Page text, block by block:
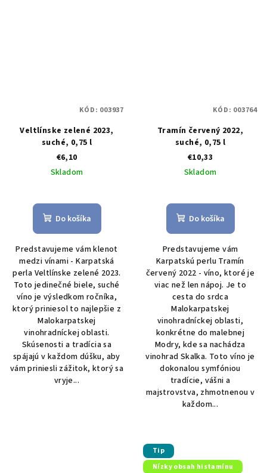
Veltlínske zelené 2023,
suché, 0,75 l
€6,10
Skladom
Do košíka
Predstavujeme vám klenot
medzi vínami - Karpatská
perla Veltlínske zelené 2023.
Toto jedinečné biele, suché
víno je výsledkom ročníka,
ktorý priniesol to najlepšie z
Malokarpatskej
vinohradníckej oblasti.
Skúsenosti a tradícia sa
spájajú v každom dúšku, aby
vám priniesli zážitok, ktorý sa
vryje...
KÓD: 003937
Tramín červený 2022,
suché, 0,75 l
€10,33
Skladom
Do košíka
Predstavujeme vám
Karpatskú perlu Tramín
červený 2022 - víno, ktoré je
viac než len nápoj. Je to
cesta do srdca
Malokarpatskej
vinohradníckej oblasti,
konkrétne do malebnej
Modry, kde sa nachádza
vinohrad Skalka. Toto víno je
dokonalou symfóniou
tradície, vášni a
majstrovstva, zhmotnenou v
každom...
KÓD: 003764
Tip
Nízky obsah histamínu